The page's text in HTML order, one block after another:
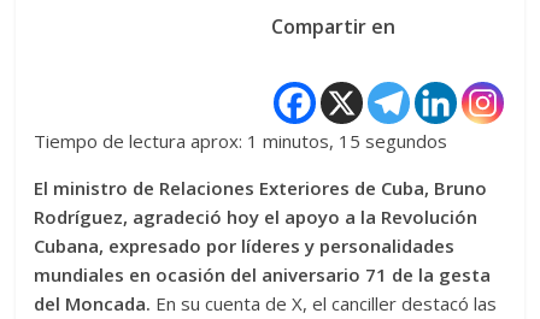
Compartir en
Tiempo de lectura aprox: 1 minutos, 15 segundos
El ministro de Relaciones Exteriores de Cuba, Bruno
Rodríguez, agradeció hoy el apoyo a la Revolución
Cubana, expresado por líderes y personalidades
mundiales en ocasión del aniversario 71 de la gesta
del Moncada. En su cuenta de X, el canciller destacó las